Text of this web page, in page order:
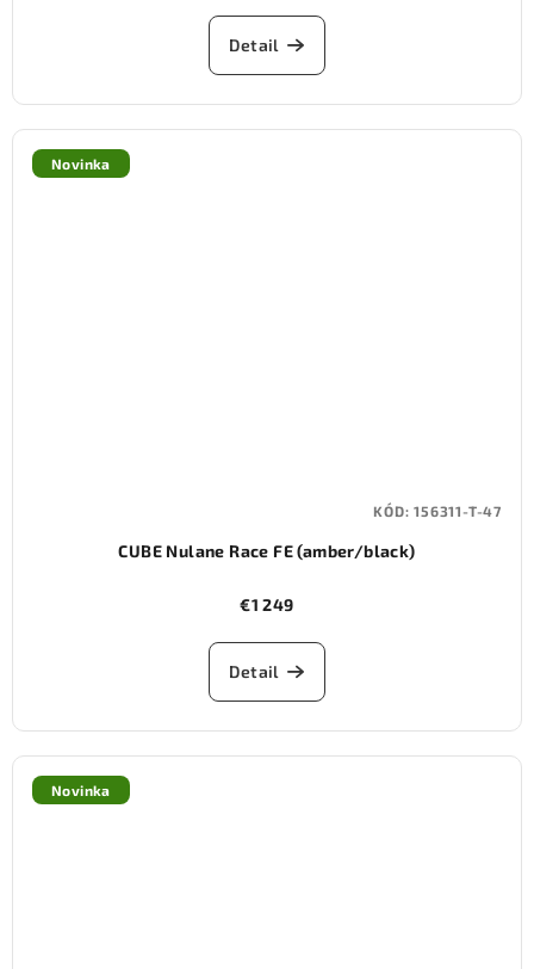
Detail
Novinka
CUBE Nulane Race FE (amber/black)
€1 249
Detail
KÓD:156311-T-47
Novinka